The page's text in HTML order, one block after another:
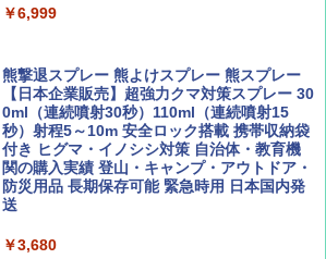
￥1,540
AIRLINE（エアライン）2026年9月号【特
集】ボーイング110周年を祝して！
￥1,760
ァキア 2026～2027 地球の歩き方A ヨーロッ
パ
￥2,277
新しい日本地理 地図・統計・移動から読み
解く (講談社現代新書)
￥1,540
テント ワンタッチ RENEW 幅200 2-3人用 43
￥5,999
[キャンパーズコレクション 山善] 傘みたいに
広げるだけ パッとサッとテント ブラックコ
ーティング フルクローズ メッシュ 3-4人用
簡単設置 ポップアップテント エクルベージ
ュ(BC仕様) PATC-150B(EB)
￥9,990
￥6,999
熊撃退スプレー 熊よけスプレー 熊スプレー
【日本企業販売】超強力クマ対策スプレー 30
0ml（連続噴射30秒）110ml（連続噴射15
秒）射程5～10m 安全ロック搭載 携帯収納袋
付き ヒグマ・イノシシ対策 自治体・教育機
関の購入実績 登山・キャンプ・アウトドア・
防災用品 長期保存可能 緊急時用 日本国内発
送
￥3,680